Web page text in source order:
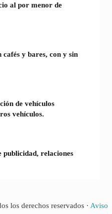
al por menor de
y bares, con y sin
de vehículos
vehículos.
publicidad, relaciones
los derechos reservados · Aviso